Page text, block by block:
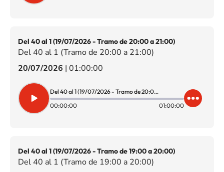
Del 40 al 1 (19/07/2026 - Tramo de 20:00 a 21:00)
Del 40 al 1 (Tramo de 20:00 a 21:00)
20/07/2026 | 01:00:00
Del 40 al 1 (19/07/2026 - Tramo de 20:00 a 21:00)
00:00:00
01:00:00
Del 40 al 1 (19/07/2026 - Tramo de 19:00 a 20:00)
Del 40 al 1 (Tramo de 19:00 a 20:00)